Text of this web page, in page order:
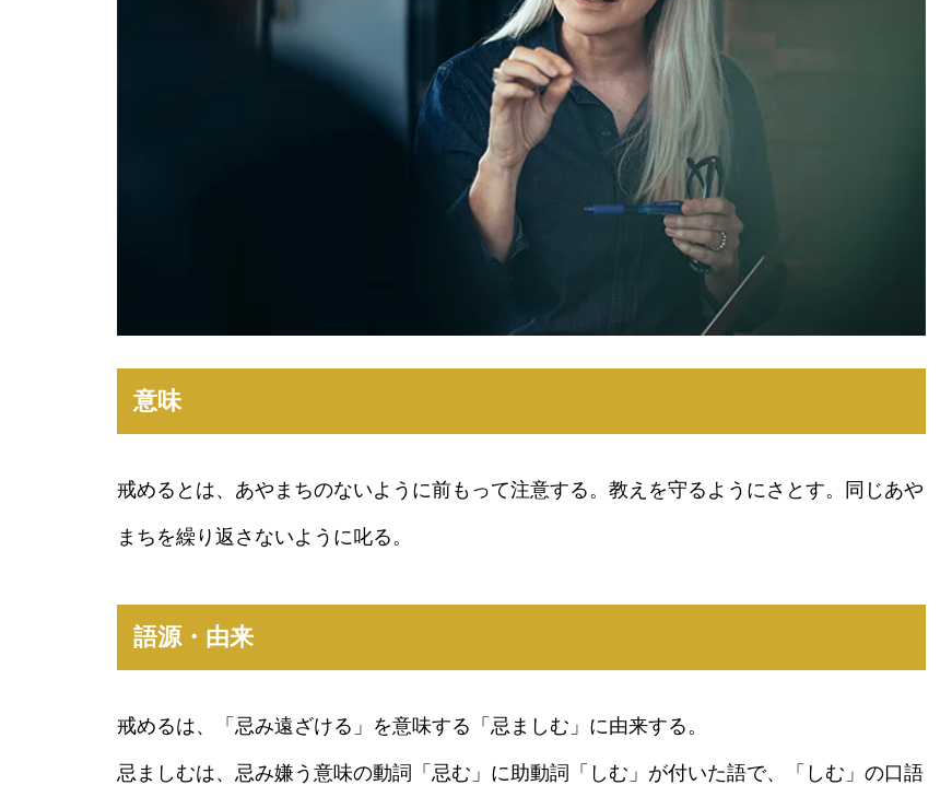
意味
戒めるとは、あやまちのないように前もって注意する。教えを守るようにさとす。同じあや
まちを繰り返さないように叱る。
語源・由来
戒めるは、「忌み遠ざける」を意味する「忌ましむ」に由来する。
忌ましむは、忌み嫌う意味の動詞「忌む」に助動詞「しむ」が付いた語で、「しむ」の口語